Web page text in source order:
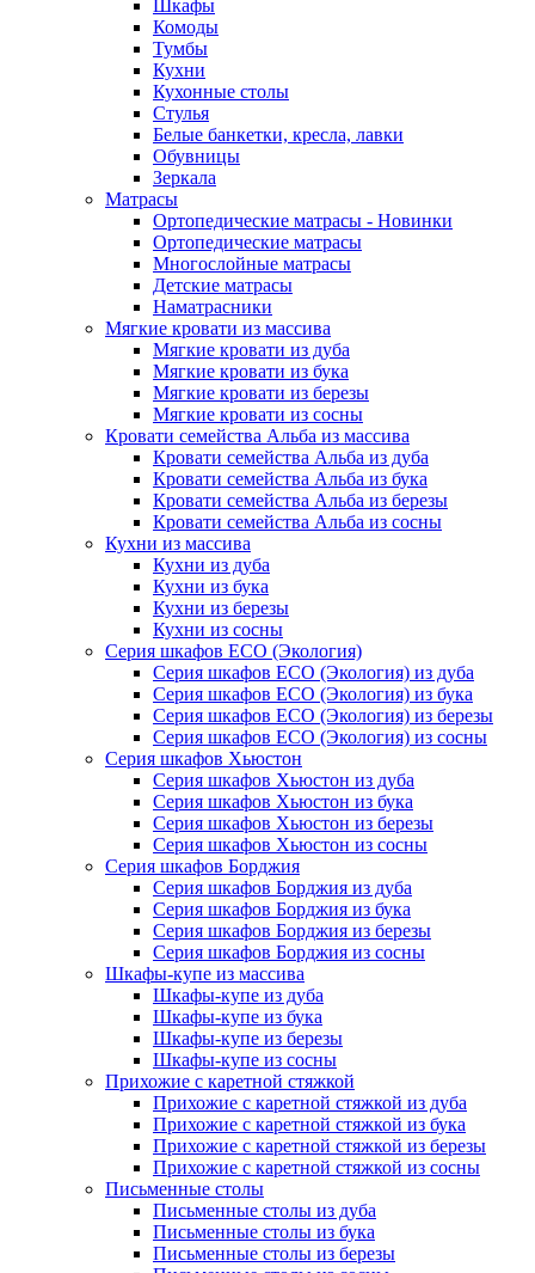
Шкафы
Комоды
Тумбы
Кухни
Кухонные столы
Стулья
Белые банкетки, кресла, лавки
Обувницы
Зеркала
Матрасы
Ортопедические матрасы - Новинки
Ортопедические матрасы
Многослойные матрасы
Детские матрасы
Наматрасники
Мягкие кровати из массива
Мягкие кровати из дуба
Мягкие кровати из бука
Мягкие кровати из березы
Мягкие кровати из сосны
Кровати семейства Альба из массива
Кровати семейства Альба из дуба
Кровати семейства Альба из бука
Кровати семейства Альба из березы
Кровати семейства Альба из сосны
Кухни из массива
Кухни из дуба
Кухни из бука
Кухни из березы
Кухни из сосны
Серия шкафов ECO (Экология)
Серия шкафов ECO (Экология) из дуба
Серия шкафов ECO (Экология) из бука
Серия шкафов ECO (Экология) из березы
Серия шкафов ECO (Экология) из сосны
Серия шкафов Хьюстон
Серия шкафов Хьюстон из дуба
Серия шкафов Хьюстон из бука
Серия шкафов Хьюстон из березы
Серия шкафов Хьюстон из сосны
Серия шкафов Борджия
Серия шкафов Борджия из дуба
Серия шкафов Борджия из бука
Серия шкафов Борджия из березы
Серия шкафов Борджия из сосны
Шкафы-купе из массива
Шкафы-купе из дуба
Шкафы-купе из бука
Шкафы-купе из березы
Шкафы-купе из сосны
Прихожие с каретной стяжкой
Прихожие с каретной стяжкой из дуба
Прихожие с каретной стяжкой из бука
Прихожие с каретной стяжкой из березы
Прихожие с каретной стяжкой из сосны
Письменные столы
Письменные столы из дуба
Письменные столы из бука
Письменные столы из березы